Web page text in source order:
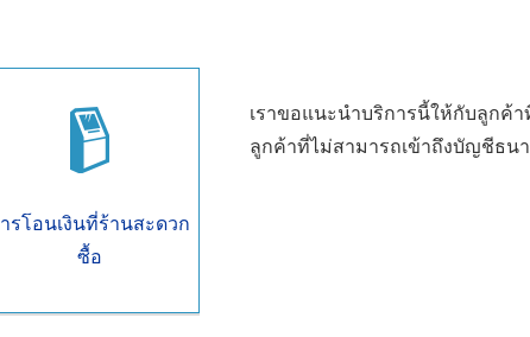
รโอนเงินที่ร้านสะดวก
ซื้อ
เราขอแนะนำบริการนี้ให้กับลูกค้
ลูกค้าที่ไม่สามารถเข้าถึงบัญชีธน